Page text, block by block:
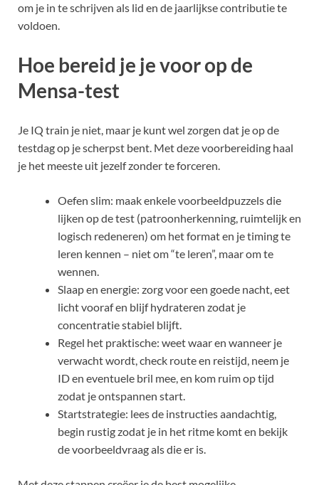
om je in te schrijven als lid en de jaarlijkse contributie te
voldoen.
Hoe bereid je je voor op de
Mensa-test
Je IQ train je niet, maar je kunt wel zorgen dat je op de
testdag op je scherpst bent. Met deze voorbereiding haal
je het meeste uit jezelf zonder te forceren.
Oefen slim: maak enkele voorbeeldpuzzels die
lijken op de test (patroonherkenning, ruimtelijk en
logisch redeneren) om het format en je timing te
leren kennen – niet om “te leren”, maar om te
wennen.
Slaap en energie: zorg voor een goede nacht, eet
licht vooraf en blijf hydrateren zodat je
concentratie stabiel blijft.
Regel het praktische: weet waar en wanneer je
verwacht wordt, check route en reistijd, neem je
ID en eventuele bril mee, en kom ruim op tijd
zodat je ontspannen start.
Startstrategie: lees de instructies aandachtig,
begin rustig zodat je in het ritme komt en bekijk
de voorbeeldvraag als die er is.